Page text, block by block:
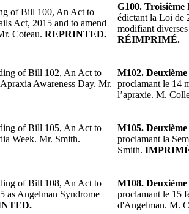
of Bill 100, An Act to
Act, 2015 and to amend
Coteau. REPRINTED.
G100. Troisième
édictant la Loi de
modifiant
RÉIMPRIMÉ.
of Bill 102, An Act to
Awareness Day. Mr.
M102. Deuxième
proclamant le 14
l’apraxie. M.
of Bill 105, An Act to
Week. Mr. Smith.
M105. Deuxième
proclamant la
Smith.
of Bill 108, An Act to
as Angelman Syndrome
M108. Deuxième
proclamant le 15
d'Angelman. M.